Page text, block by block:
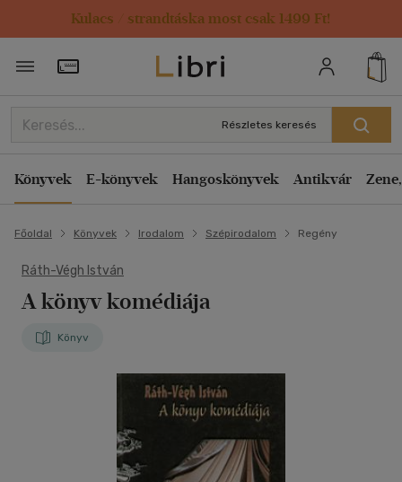
Kulacs / strandtáska most csak 1499 Ft!
Törzsvásárlói Kártya adatai
Részletes keresés
Könyvek E-könyvek Hangoskönyvek Antikvár
Főoldal Könyvek Irodalom Szépirodalom Regény
Ráth-Végh István
A könyv komédiája
Könyv